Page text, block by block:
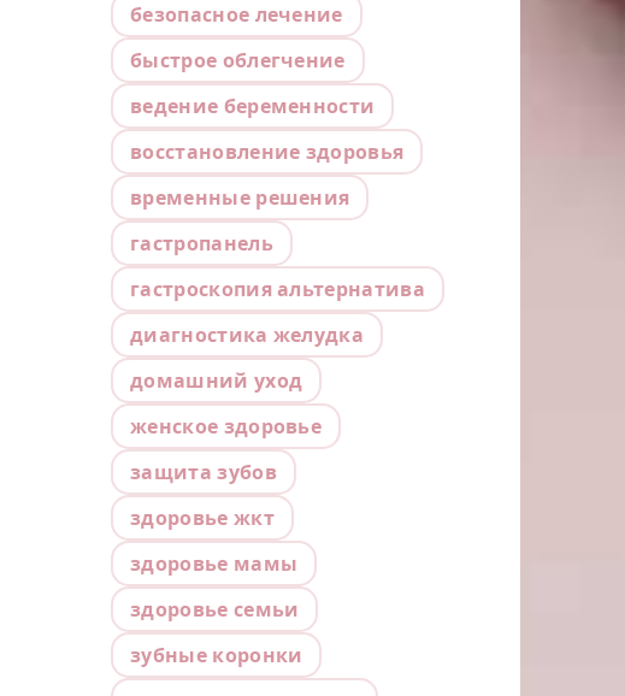
безопасное лечение
быстрое облегчение
ведение беременности
восстановление здоровья
временные решения
гастропанель
гастроскопия альтернатива
диагностика желудка
домашний уход
женское здоровье
защита зубов
здоровье жкт
здоровье мамы
здоровье семьи
зубные коронки